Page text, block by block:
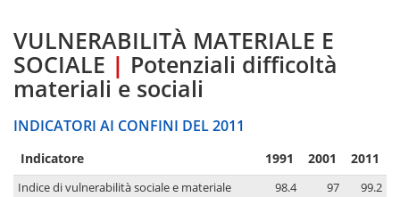
VULNERABILITÀ MATERIALE E
SOCIALE | Potenziali difficoltà
materiali e sociali
INDICATORI AI CONFINI DEL 2011
Indicatore 1991 2001 2011
Indice di vulnerabilità sociale e materiale 98.4 97
99.2